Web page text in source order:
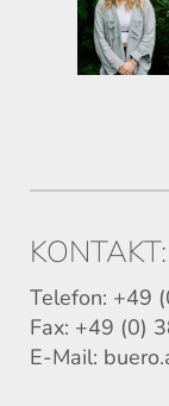
KONTAKT:
Telefon: +49
Fax: +49 (0)
E-Mail: